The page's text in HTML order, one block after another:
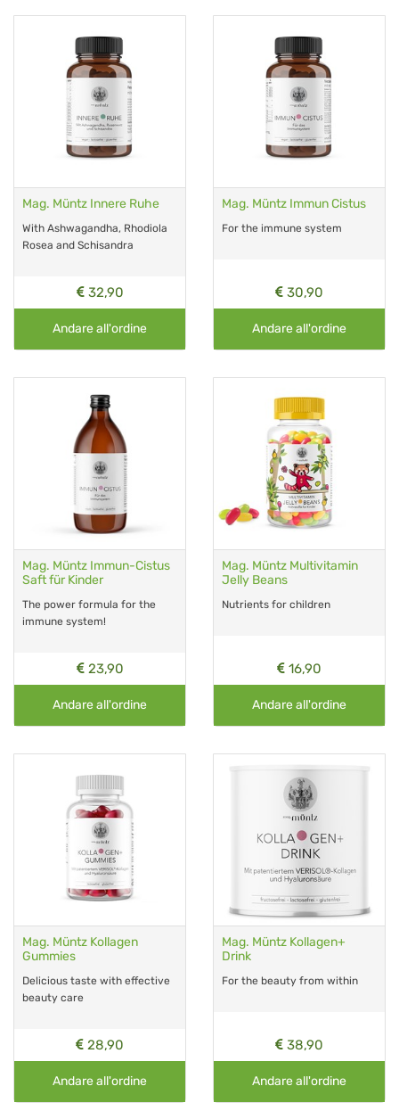
Mag. Müntz Innere Ruhe
With Ashwagandha, Rhodiola
Rosea and Schisandra
32,90
Andare all'ordine
Mag. Müntz Immun Cistus
For the immune system
30,90
Andare all'ordine
Mag. Müntz Immun-Cistus
Saft für Kinder
The power formula for the
immune system!
23,90
Andare all'ordine
Mag. Müntz Multivitamin
Jelly Beans
Nutrients for children
16,90
Andare all'ordine
Mag. Müntz Kollagen
Gummies
Delicious taste with effective
beauty care
28,90
Andare all'ordine
Mag. Müntz Kollagen+
Drink
For the beauty from within
38,90
Andare all'ordine